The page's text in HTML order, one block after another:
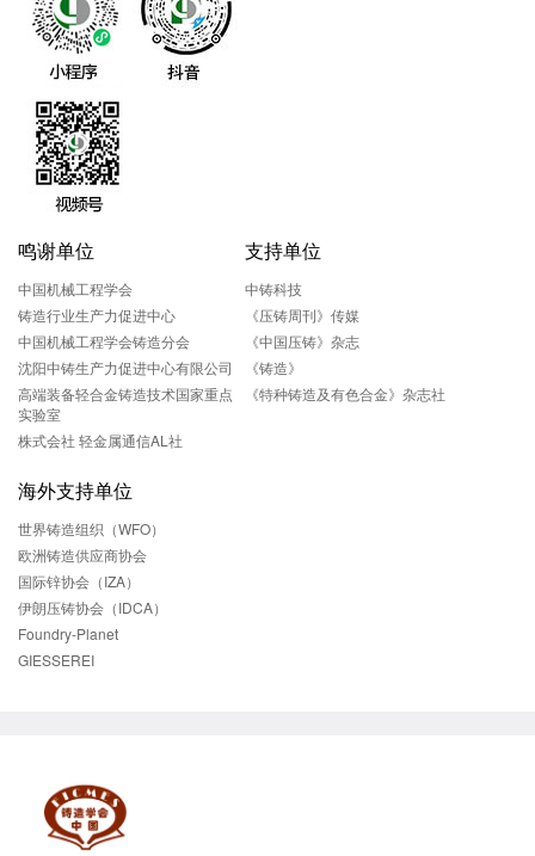
鸣谢单位
中国机械工程学会
铸造行业生产力促进中心
中国机械工程学会铸造分会
沈阳中铸生产力促进中心有限公司
高端装备轻合金铸造技术国家重点
实验室
株式会社 轻金属通信AL社
支持单位
中铸科技
《压铸周刊》传媒
《中国压铸》杂志
《铸造》
《特种铸造及有色合金》杂志社
海外支持单位
世界铸造组织（WFO）
欧洲铸造供应商协会
国际锌协会（IZA）
伊朗压铸协会（IDCA）
Foundry-Planet
GIESSEREI